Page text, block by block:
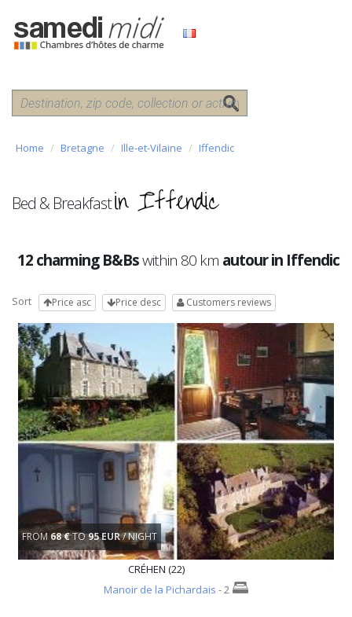
Home Bretagne Ille-et-Vilaine Iffendic
Bed & Breakfastin Iffendic
12 charming B&Bswithin 80 km autour in Iffendic
Sort Price asc Price desc Customers reviews
FROM 68 €TO95 EUR/ NIGHT
CRÉHEN (22)
Manoir de la Pichardais - 2